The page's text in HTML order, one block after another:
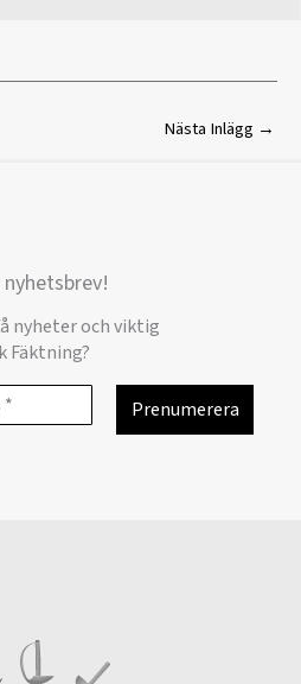
Nästa Inlägg →
nyheter och viktig
Fäktning?